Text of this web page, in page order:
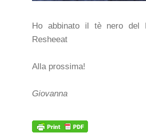
Ho abbinato il tè nero del
Resheeat
Alla prossima!
Giovanna